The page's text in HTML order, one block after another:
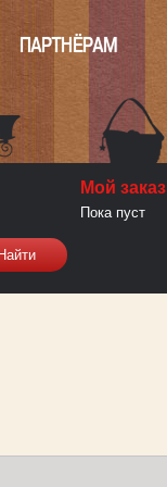
ПАРТНЁРАМ
Мой заказ
Пока пуст